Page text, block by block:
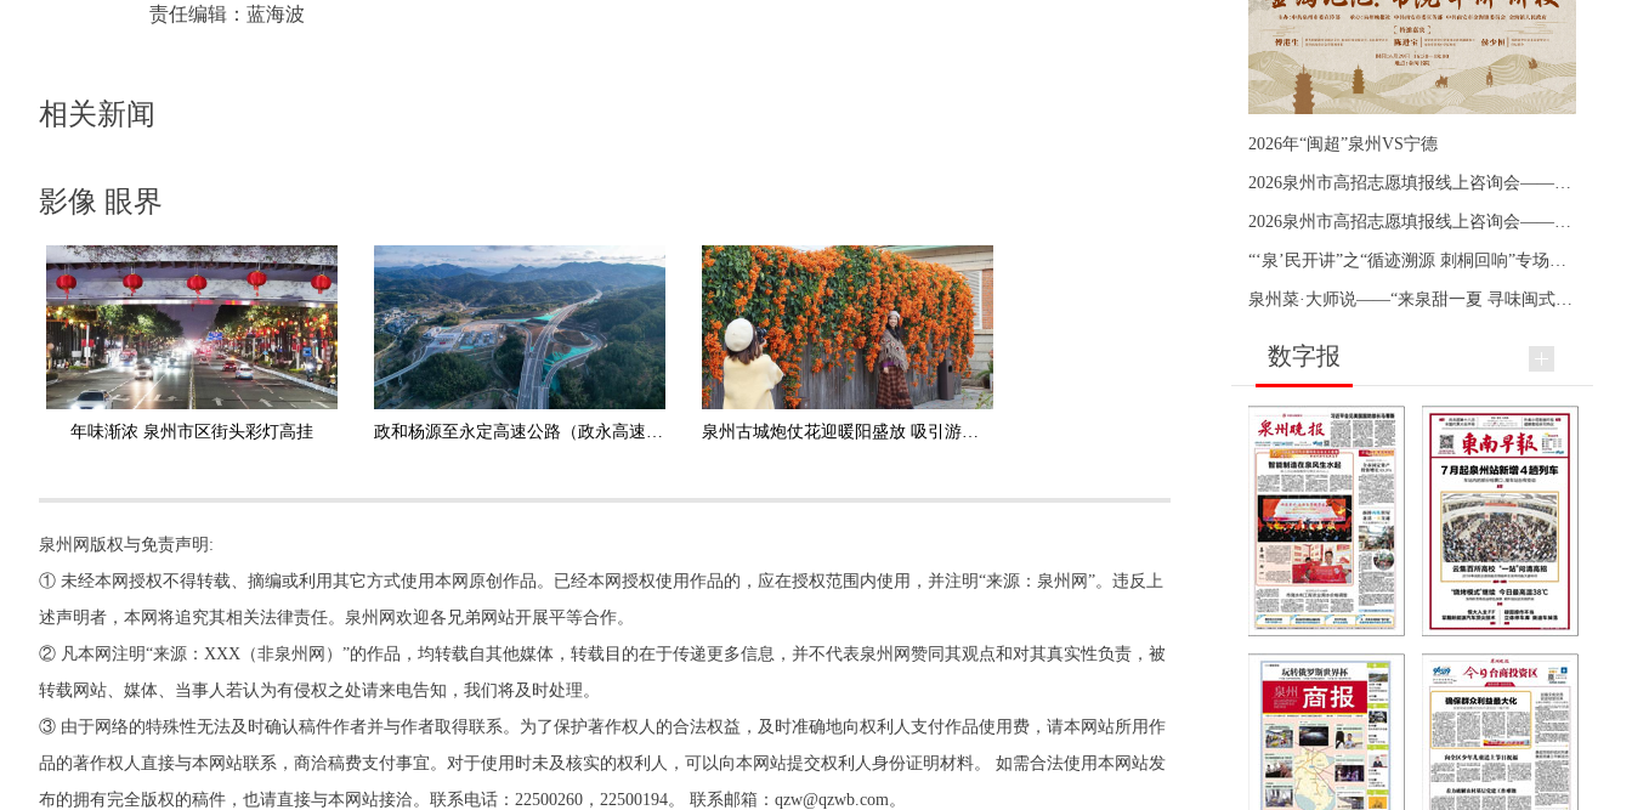
责任编辑： 蓝海波
相关新闻
影像 眼界
年味渐浓 泉州市区街头彩灯高挂 政和杨源至永定高速公路（政永高速）德化段正式通车运营 泉州古城炮仗花迎暖阳盛放 吸引游客打卡拍照
泉州网版权与免责声明:
① 未经本网授权不得转载、摘编或利用其它方式使用本网原创作品。已经本网授权使用作品的，应在授权范围内使用，并注明“来源：泉州网”。违反上
述声明者，本网将追究其相关法律责任。泉州网欢迎各兄弟网站开展平等合作。
② 凡本网注明“来源：XXX（非泉州网）”的作品，均转载自其他媒体，转载目的在于传递更多信息，并不代表泉州网赞同其观点和对其真实性负责，被
转载网站、媒体、当事人若认为有侵权之处请来电告知，我们将及时处理。
③ 由于网络的特殊性无法及时确认稿件作者并与作者取得联系。为了保护著作权人的合法权益，及时准确地向权利人支付作品使用费，请本网站所用作
品的著作权人直接与本网站联系，商洽稿费支付事宜。对于使用时未及核实的权利人，可以向本网站提交权利人身份证明材料。 如需合法使用本网站发
布的拥有完全版权的稿件，也请直接与本网站接洽。联系电话：22500260，22500194。 联系邮箱：qzw@qzwb.com。
2026年“闽超”泉州VS宁德
数字报